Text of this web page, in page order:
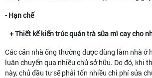
- Hạn chế
+ Thiết kế kiến trúc quán trà sữa mì cay cho
Các căn nhà ống thường được dùng làm nhà ở
luân chuyển qua nhiều chủ sở hữu. Do đó, khi
này, chủ đầu tư sẽ phải tốn nhiều chi phí sửa